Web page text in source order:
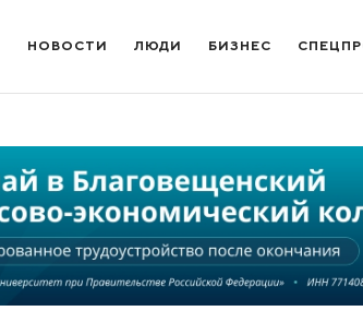
НОВОСТИ ЛЮДИ БИЗНЕС